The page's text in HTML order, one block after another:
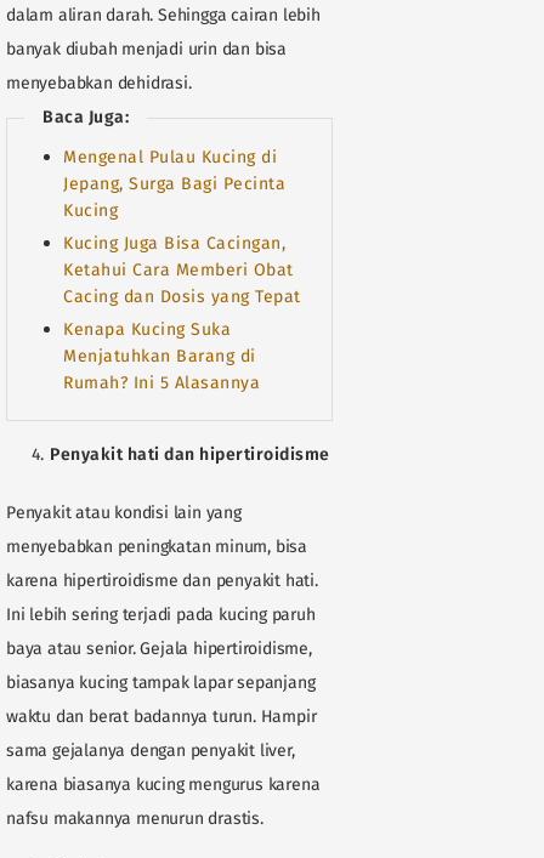
dalam aliran darah. Sehingga cairan lebih
banyak diubah menjadi urin dan bisa
menyebabkan dehidrasi.
Baca Juga:
Mengenal Pulau Kucing di
Jepang, Surga Bagi Pecinta
Kucing
Kucing Juga Bisa Cacingan,
Ketahui Cara Memberi Obat
Cacing dan Dosis yang Tepat
Kenapa Kucing Suka
Menjatuhkan Barang di
Rumah? Ini 5 Alasannya
Penyakit hati dan hipertiroidisme
Penyakit atau kondisi lain yang
menyebabkan peningkatan minum, bisa
karena hipertiroidisme dan penyakit hati.
Ini lebih sering terjadi pada kucing paruh
baya atau senior. Gejala hipertiroidisme,
biasanya kucing tampak lapar sepanjang
waktu dan berat badannya turun. Hampir
sama gejalanya dengan penyakit liver,
karena biasanya kucing mengurus karena
nafsu makannya menurun drastis.